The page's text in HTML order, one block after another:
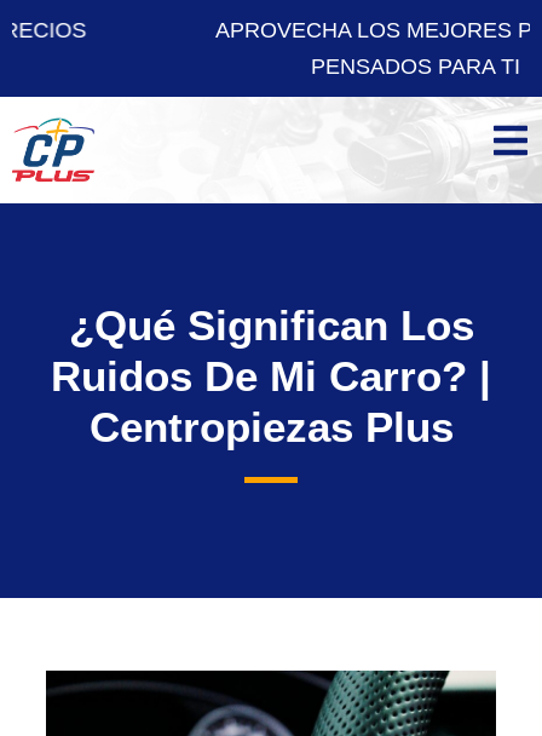
APROVECHA LOS MEJORES PRECIOS
PENSADOS PARA TI
¿Qué Significan Los
Ruidos De Mi Carro? |
Centropiezas Plus